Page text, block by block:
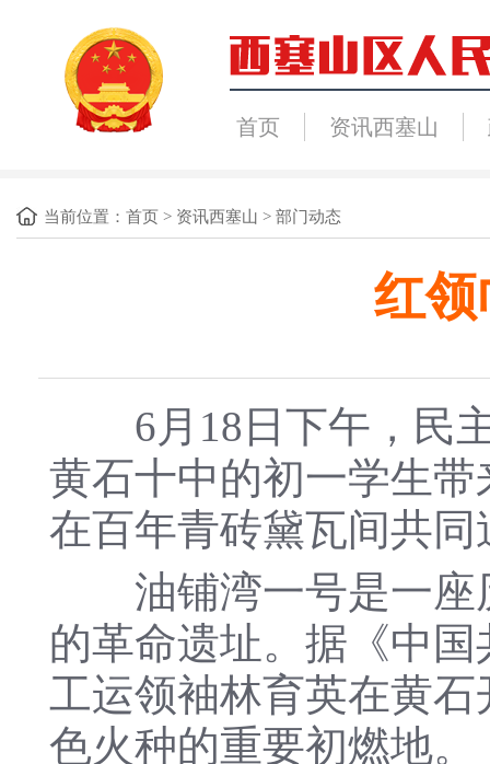
首页 资讯西塞山
当前位置： 首页 > 资讯西塞山 > 部门动态
红领
6月18日下午，民主
黄石十中的初一学生
在百年青砖黛瓦间共
油铺湾一号是一座
的革命遗址。据《中
工运领袖林育英在黄
色火种的重要初燃地。